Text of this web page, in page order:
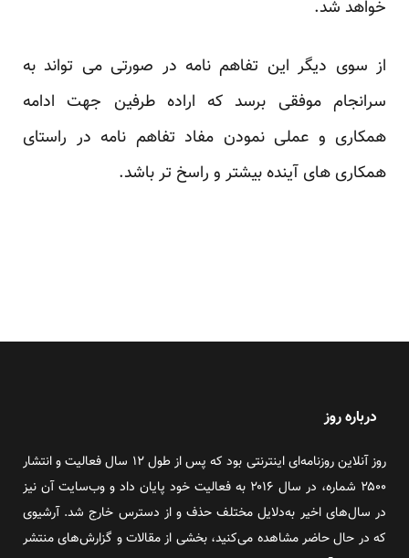
خواهد شد.
از سوی دیگر این تفاهم نامه در صورتی می تواند به
سرانجام موفقی برسد که اراده طرفین جهت ادامه
همکاری و عملی نمودن مفاد تفاهم نامه در راستای
همکاری های آینده بیشتر و راسخ تر باشد.
درباره روز
روز آنلاین روزنامه‌ای اینترنتی بود که پس از طول ۱۲ سال فعالیت و انتشار
۲۵۰۰ شماره، در سال ۲۰۱۶ به فعالیت خود پایان داد و وب‌سایت آن نیز
در سال‌های اخیر به‌دلایل مختلف حذف و از دسترس خارج شد. آرشیوی
که در حال حاضر مشاهده می‌کنید، بخشی از مقالات و گزارش‌های منتشر